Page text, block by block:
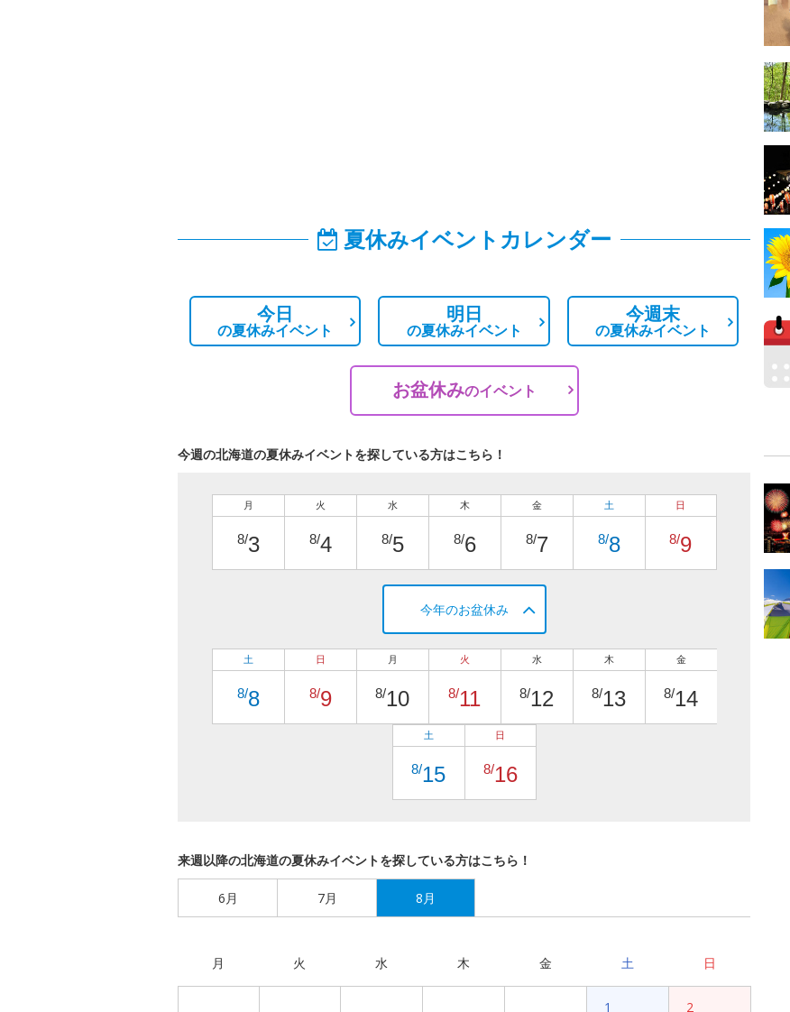
夏休みイベントカレンダー
今日
の夏休みイベント
明日
の夏休みイベント
今週末
の夏休みイベント
お盆休みのイベント
今週の北海道の夏休みイベントを探している方はこちら！
月
8/3
火
8/4
水
8/5
木
8/6
金
8/7
土
8/8
日
8/9
今年のお盆休み
土
8/8
日
8/9
月
8/10
火
8/11
水
8/12
木
8/13
金
8/14
土
8/15
日
8/16
来週以降の北海道の夏休みイベントを探している方はこちら！
6月 7月 8月
月 火 水 木 金 土 日
1 2